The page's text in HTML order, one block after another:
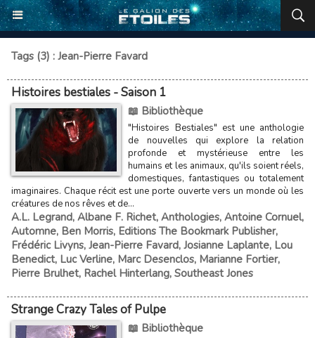
Tags (3) : Jean-Pierre Favard
Histoires bestiales - Saison 1
📖 Bibliothèque
"Histoires Bestiales" est une anthologie
de nouvelles qui explore la relation
profonde et mystérieuse entre les
humains et les animaux, qu'ils soient réels,
domestiques, fantastiques ou totalement
imaginaires. Chaque récit est une porte ouverte vers un monde où les
créatures de nos rêves et de...
A.L. Legrand, Albane F. Richet, Anthologies, Antoine Cornuel,
Automne, Ben Morris, Editions The Bookmark Publisher,
Frédéric Livyns, Jean-Pierre Favard, Josianne Laplante, Lou
Benedict, Luc Verline, Marc Desenclos, Marianne Fortier,
Pierre Brulhet, Rachel Hinterlang, Southeast Jones
Strange Crazy Tales of Pulpe
📖 Bibliothèque